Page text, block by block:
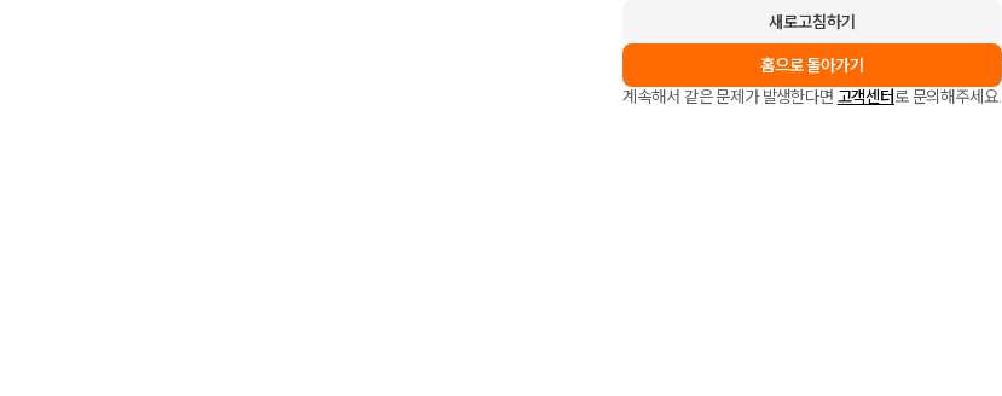
새로고침하기
홈으로 돌아가기
계속해서 같은 문제가 발생한다면 고객센터로 문의해주세요.